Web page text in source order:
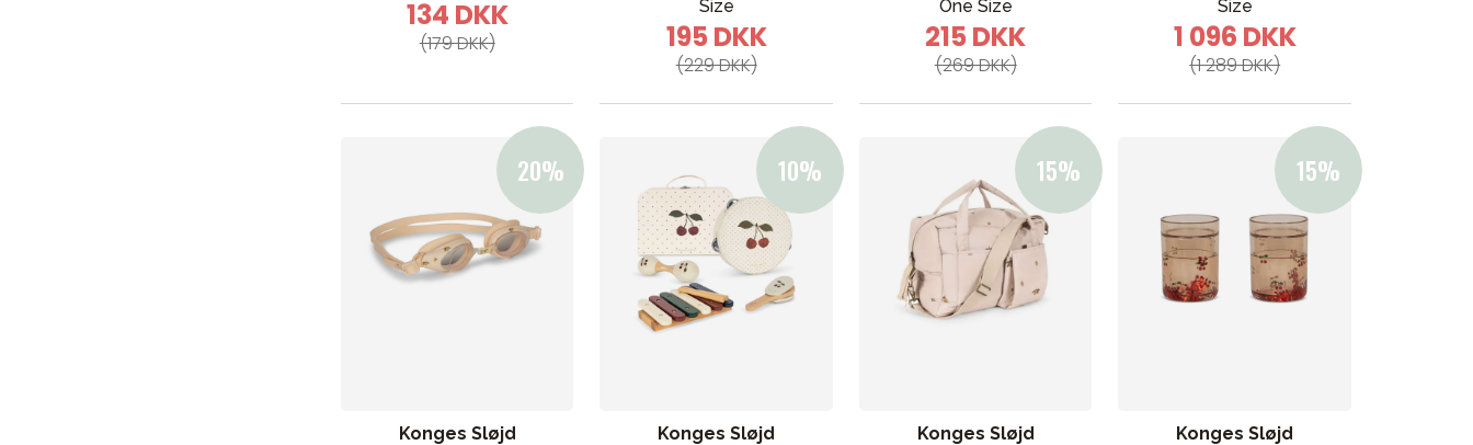
134 DKK
(179 DKK)
Size
195 DKK
(229 DKK)
One Size
215 DKK
(269 DKK)
Size
1 096 DKK
(1 289 DKK)
Konges Sløjd
Konges Sløjd
Konges Sløjd
Konges Sløjd